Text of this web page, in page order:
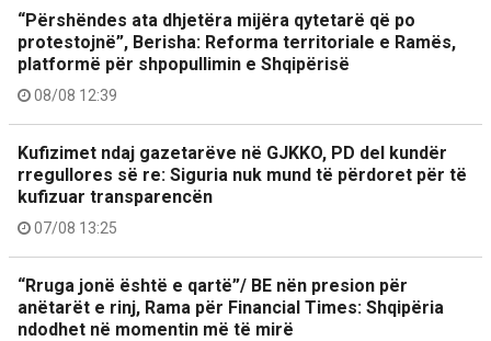
“Përshëndes ata dhjetëra mijëra qytetarë që po
protestojnë”, Berisha: Reforma territoriale e Ramës,
platformë për shpopullimin e Shqipërisë
08/08 12:39
Kufizimet ndaj gazetarëve në GJKKO, PD del kundër
rregullores së re: Siguria nuk mund të përdoret për të
kufizuar transparencën
07/08 13:25
“Rruga jonë është e qartë”/ BE nën presion për
anëtarët e rinj, Rama për Financial Times: Shqipëria
ndodhet në momentin më të mirë